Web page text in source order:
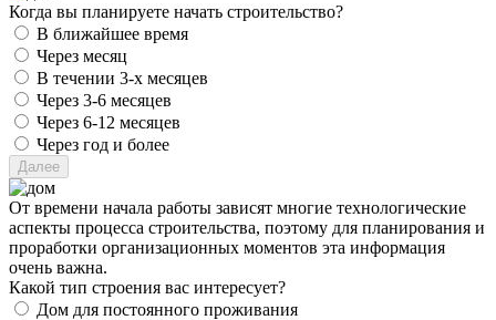
Когда вы планируете начать строительство?
В ближайшее время
Через месяц
В течении 3-х месяцев
Через 3-6 месяцев
Через 6-12 месяцев
Через год и более
От времени начала работы зависят многие технологические
аспекты процесса строительства, поэтому для планирования и
проработки организационных моментов эта информация
очень важна.
Какой тип строения вас интересует?
Дом для постоянного проживания